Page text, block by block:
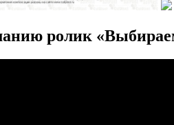
ролик